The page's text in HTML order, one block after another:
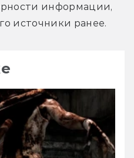
информации,
источники ранее.